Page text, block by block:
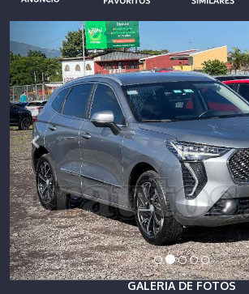
GALERIA DE FOTOS